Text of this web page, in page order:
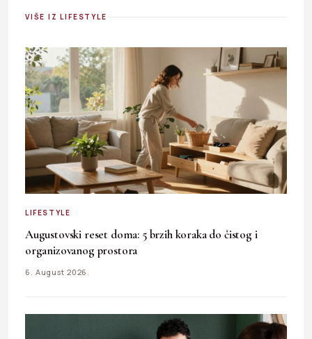
VIŠE IZ LIFESTYLE
LIFESTYLE
Augustovski reset doma: 5 brzih koraka do čistog i
organizovanog prostora
6. August 2026.